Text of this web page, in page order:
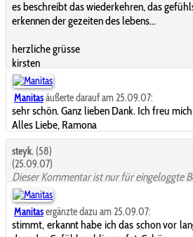
es beschreibt das wiederkehren, das
erkennen der gezeiten des lebens...
herzliche grüsse
kirsten
Manitasäußerte darauf am 25.09.07:
sehr schön. Ganz lieben Dank. Ich freu
Alles Liebe, Ramona
steyk. (58)
(25.09.07)
Dieser Kommentar ist nur für eingeloggte
Manitasergänzte dazu am 25.09.07:
stimmt, erkannt habe ich das schon vor